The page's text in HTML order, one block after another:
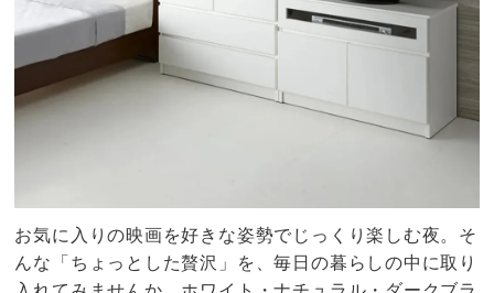
お気に入りの映画を好きな姿勢でじっくり楽しむ夜。そ
んな「ちょっとした贅沢」を、毎日の暮らしの中に取り